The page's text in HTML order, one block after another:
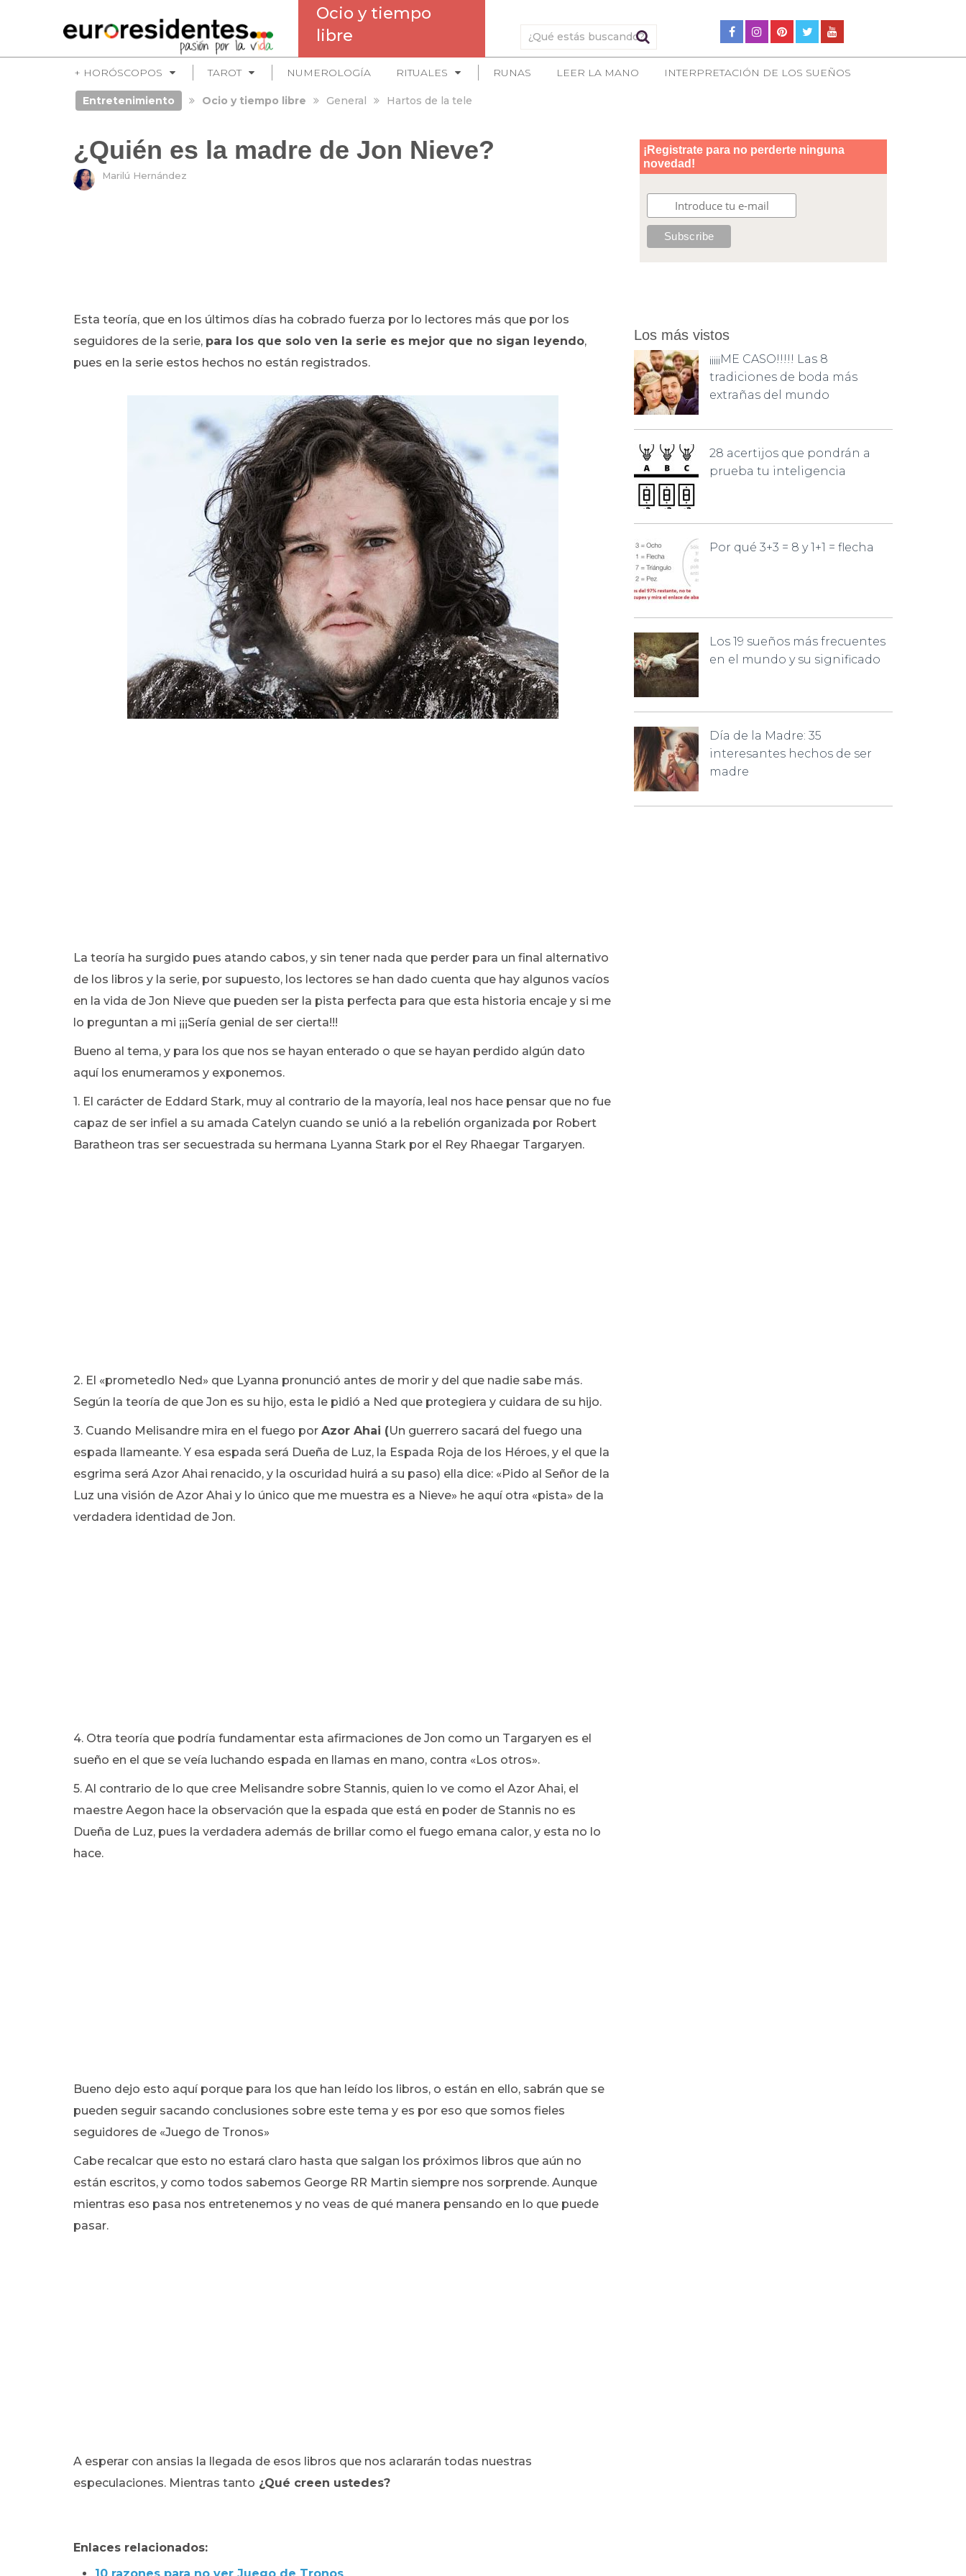
Ocio y tiempo
libre
+ HORÓSCOPOS TAROT NUMEROLOGÍA RITUALES RUNAS LEER LA MANO INTERPRETACIÓN DE LOS SUEÑOS
Entretenimiento Ocio y tiempo libre General Hartos de la tele
¿Quién es la madre de Jon Nieve?
Marilú Hernández
Esta teoría, que en los últimos días ha cobrado fuerza por lo lectores más que por los
seguidores de la serie, para los que solo ven la serie es mejor que no sigan leyendo,
pues en la serie estos hechos no están registrados.
La teoría ha surgido pues atando cabos, y sin tener nada que perder para un final alternativo
de los libros y la serie, por supuesto, los lectores se han dado cuenta que hay algunos vacíos
en la vida de Jon Nieve que pueden ser la pista perfecta para que esta historia encaje y si me
lo preguntan a mi ¡¡¡Sería genial de ser cierta!!!
Bueno al tema, y para los que nos se hayan enterado o que se hayan perdido algún dato
aquí los enumeramos y exponemos.
1. El carácter de Eddard Stark, muy al contrario de la mayoría, leal nos hace pensar que no fue
capaz de ser infiel a su amada Catelyn cuando se unió a la rebelión organizada por Robert
Baratheon tras ser secuestrada su hermana Lyanna Stark por el Rey Rhaegar Targaryen.
2. El «prometedlo Ned» que Lyanna pronunció antes de morir y del que nadie sabe más.
Según la teoría de que Jon es su hijo, esta le pidió a Ned que protegiera y cuidara de su hijo.
3. Cuando Melisandre mira en el fuego por Azor Ahai (Un guerrero sacará del fuego una
espada llameante. Y esa espada será Dueña de Luz, la Espada Roja de los Héroes, y el que la
esgrima será Azor Ahai renacido, y la oscuridad huirá a su paso) ella dice: «Pido al Señor de la
Luz una visión de Azor Ahai y lo único que me muestra es a Nieve» he aquí otra «pista» de la
verdadera identidad de Jon.
4. Otra teoría que podría fundamentar esta afirmaciones de Jon como un Targaryen es el
sueño en el que se veía luchando espada en llamas en mano, contra «Los otros».
5. Al contrario de lo que cree Melisandre sobre Stannis, quien lo ve como el Azor Ahai, el
maestre Aegon hace la observación que la espada que está en poder de Stannis no es
Dueña de Luz, pues la verdadera además de brillar como el fuego emana calor, y esta no lo
hace.
Bueno dejo esto aquí porque para los que han leído los libros, o están en ello, sabrán que se
pueden seguir sacando conclusiones sobre este tema y es por eso que somos fieles
seguidores de «Juego de Tronos»
Cabe recalcar que esto no estará claro hasta que salgan los próximos libros que aún no
están escritos, y como todos sabemos George RR Martin siempre nos sorprende. Aunque
mientras eso pasa nos entretenemos y no veas de qué manera pensando en lo que puede
pasar.
A esperar con ansias la llegada de esos libros que nos aclararán todas nuestras
especulaciones. Mientras tanto ¿Qué creen ustedes?
Enlaces relacionados:
Los más vistos
¡¡¡¡¡ME CASO!!!!! Las 8
tradiciones de boda más
extrañas del mundo
28 acertijos que pondrán a
prueba tu inteligencia
Por qué 3+3 = 8 y 1+1 = flecha
Los 19 sueños más frecuentes
en el mundo y su significado
Día de la Madre: 35
interesantes hechos de ser
madre